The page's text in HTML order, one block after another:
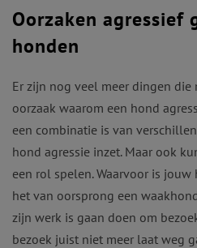
Oorzaken agressief
honden
Er zijn nog veel meer dingen
oorzaak waarom een hond
een combinatie is van
hond agressie inzet. Maar ook
een rol spelen. Waarvoor is
het van oorsprong een
zijn werk is gaan doen om
bezoek juist niet meer laat weg